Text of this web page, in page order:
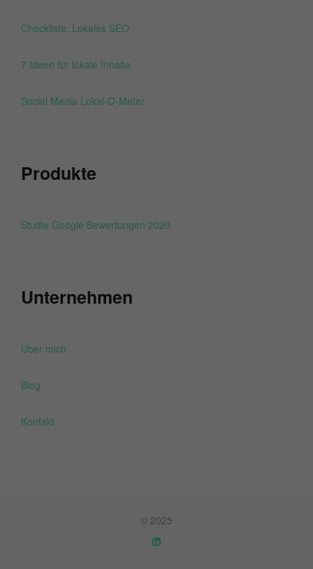
Checkliste: Lokales SEO
7 Ideen für lokale Inhalte
Social Media Lokal-O-Meter
Produkte
Studie Google Bewertungen 2020
Unternehmen
Über mich
Blog
Kontakt
© 2025